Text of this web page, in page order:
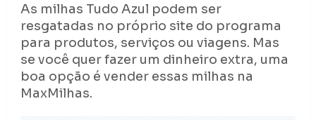
As milhas Tudo Azul podem ser
resgatadas no próprio site do programa
para produtos, serviços ou viagens. Mas
se você quer fazer um dinheiro extra, uma
boa opção é vender essas milhas na
MaxMilhas.